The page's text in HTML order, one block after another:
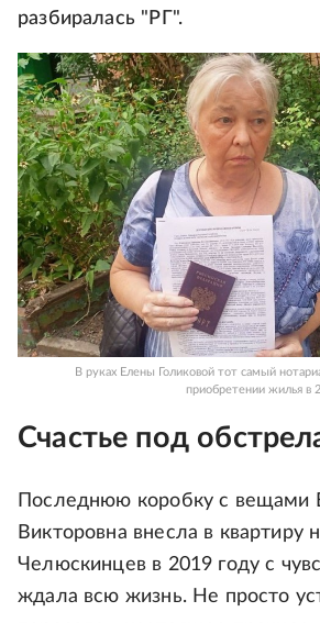
разбиралась "РГ".
В руках Елены Голиковой тот самый
приобретении жилья в
Счастье под
Последнюю коробку с вещами
Викторовна внесла в квартиру
Челюскинцев в 2019 году с
ждала всю жизнь. Не просто